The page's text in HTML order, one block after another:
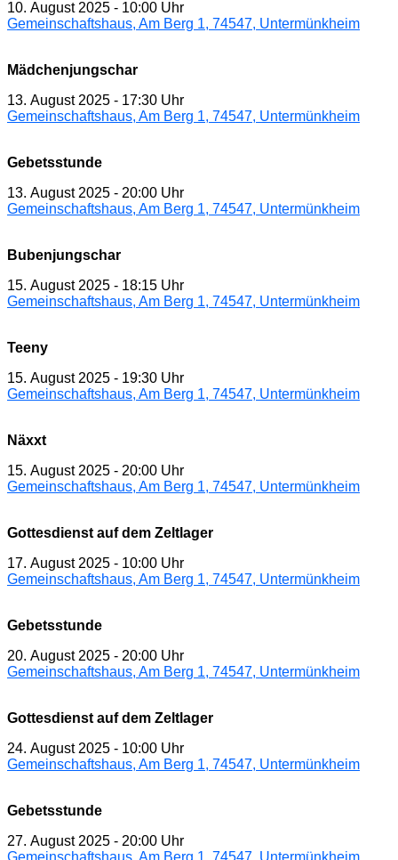
10. August 2025 - 10:00 Uhr
Gemeinschaftshaus, Am Berg 1, 74547, Untermünkheim
Mädchenjungschar
13. August 2025 - 17:30 Uhr
Gemeinschaftshaus, Am Berg 1, 74547, Untermünkheim
Gebetsstunde
13. August 2025 - 20:00 Uhr
Gemeinschaftshaus, Am Berg 1, 74547, Untermünkheim
Bubenjungschar
15. August 2025 - 18:15 Uhr
Gemeinschaftshaus, Am Berg 1, 74547, Untermünkheim
Teeny
15. August 2025 - 19:30 Uhr
Gemeinschaftshaus, Am Berg 1, 74547, Untermünkheim
Näxxt
15. August 2025 - 20:00 Uhr
Gemeinschaftshaus, Am Berg 1, 74547, Untermünkheim
Gottesdienst auf dem Zeltlager
17. August 2025 - 10:00 Uhr
Gemeinschaftshaus, Am Berg 1, 74547, Untermünkheim
Gebetsstunde
20. August 2025 - 20:00 Uhr
Gemeinschaftshaus, Am Berg 1, 74547, Untermünkheim
Gottesdienst auf dem Zeltlager
24. August 2025 - 10:00 Uhr
Gemeinschaftshaus, Am Berg 1, 74547, Untermünkheim
Gebetsstunde
27. August 2025 - 20:00 Uhr
Gemeinschaftshaus, Am Berg 1, 74547, Untermünkheim